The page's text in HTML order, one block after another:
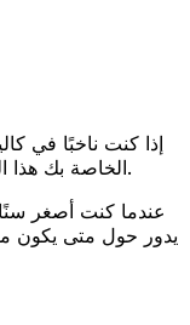
إذا كنت ناخبًا في
الخاصة بك هذا العام: الاقتراح 62، الذي يحظر عقوبة الإعدام.
عندما كنت أصغر
يدور حول متى يكون